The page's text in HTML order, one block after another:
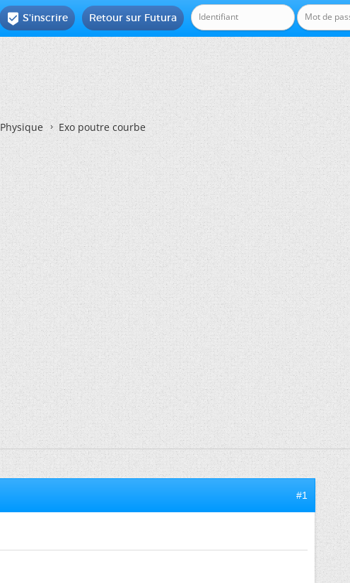
Retour sur Futura
 S'inscrire
Physique Exo poutre courbe
#1